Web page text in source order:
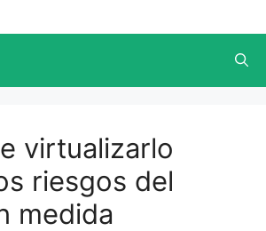
virtualizarlo
riesgos del
medida